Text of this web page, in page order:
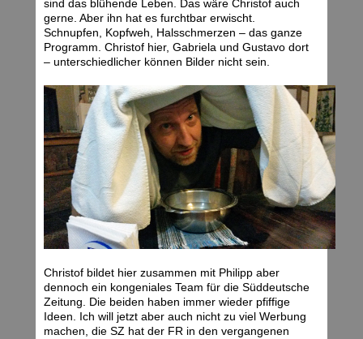
sind das blühende Leben. Das wäre Christof auch
gerne. Aber ihn hat es furchtbar erwischt.
Schnupfen, Kopfweh, Halsschmerzen – das ganze
Programm. Christof hier, Gabriela und Gustavo dort
– unterschiedlicher können Bilder nicht sein.
Christof bildet hier zusammen mit Philipp aber
dennoch ein kongeniales Team für die Süddeutsche
Zeitung. Die beiden haben immer wieder pfiffige
Ideen. Ich will jetzt aber auch nicht zu viel Werbung
machen, die SZ hat der FR in den vergangenen